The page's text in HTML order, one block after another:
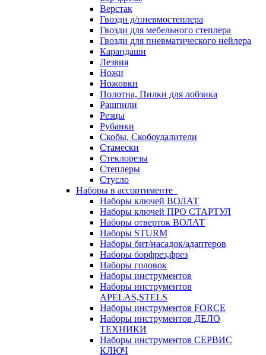
Верстак
Гвозди д/пневмостеплера
Гвозди для мебельного степлера
Гвозди для пневматического нейлера
Карандаши
Лезвия
Ножи
Ножовки
Полотна, Пилки для лобзика
Рашпили
Резцы
Рубанки
Скобы, Скобоудалители
Стамески
Стеклорезы
Степлеры
Стусло
Наборы в ассортименте
Наборы ключей ВОЛАТ
Наборы ключей ПРО СТАРТУЛ
Наборы отверток ВОЛАТ
Наборы STURM
Наборы бит/насадок/адаптеров
Наборы борфрез,фрез
Наборы головок
Наборы инструментов
Наборы инструментов
APELAS,STELS
Наборы инструментов FORCE
Наборы инструментов ДЕЛО
ТЕХНИКИ
Наборы инструментов СЕРВИС
КЛЮЧ